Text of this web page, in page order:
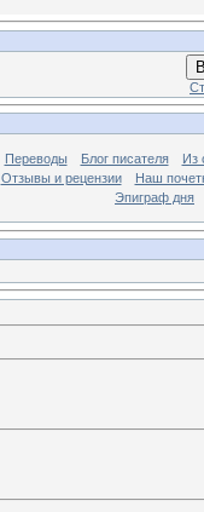
Переводы Блог писателя
Из
Отзывы и рецензии
Наш
Эпиграф дня